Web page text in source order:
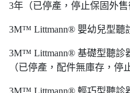
3年（已停產，停止保固外售
3M™ Littmann® 嬰幼兒型聽
3M™ Littmann® 基礎型聽診
（已停產，配件無庫存，停